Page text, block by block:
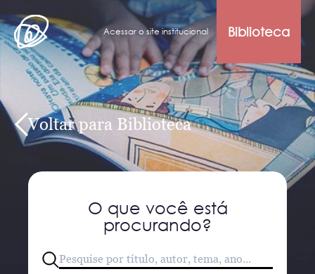
Acessar o site institucional Biblioteca
Voltar para Biblioteca
O que você está
procurando?